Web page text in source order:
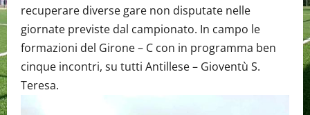
recuperare diverse gare non disputate nelle
giornate previste dal campionato. In campo le
formazioni del Girone – C con in programma ben
cinque incontri, su tutti Antillese – Gioventù S.
Teresa.